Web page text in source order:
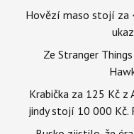
Hovězí maso stojí za
Ze Stranger
Krabička za 125 Kč z
jindy stojí 10 000 Kč.